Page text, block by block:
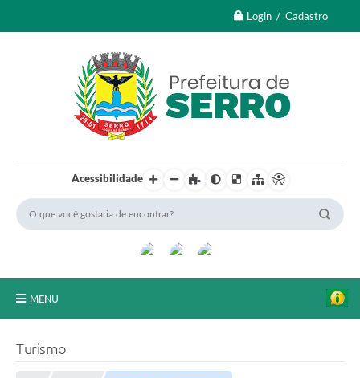
Login / Cadastro
Acessibilidade
MENU
Turismo